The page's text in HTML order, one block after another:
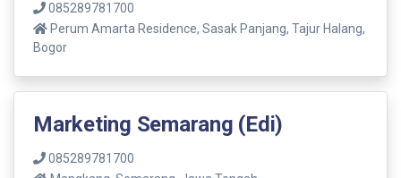
085289781700
Perum Amarta Residence, Sasak Panjang, Tajur Halang,
Bogor
Marketing Semarang (Edi)
085289781700